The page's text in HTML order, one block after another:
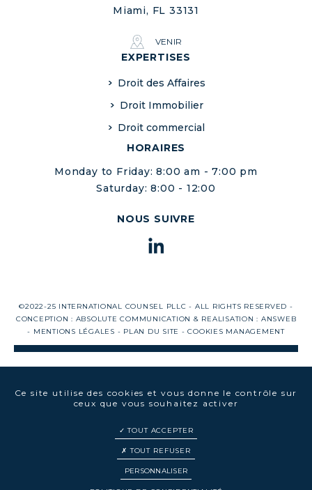
Miami, FL 33131
VENIR
EXPERTISES
Droit des Affaires
Droit Immobilier
Droit commercial
HORAIRES
Monday to Friday: 8:00 am - 7:00 pm
Saturday: 8:00 - 12:00
NOUS SUIVRE
©2022-25 INTERNATIONAL COUNSEL PLLC - ALL RIGHTS RESERVED -
CONCEPTION : ABSOLUTE COMMUNICATION & REALISATION : ANSWEB
- MENTIONS LÉGALES - PLAN DU SITE -COOKIES MANAGEMENT
EN
Ce site utilise des cookies et vous donne le contrôle sur
ceux que vous souhaitez activer
TOUT ACCEPTER
TOUT REFUSER
PERSONNALISER